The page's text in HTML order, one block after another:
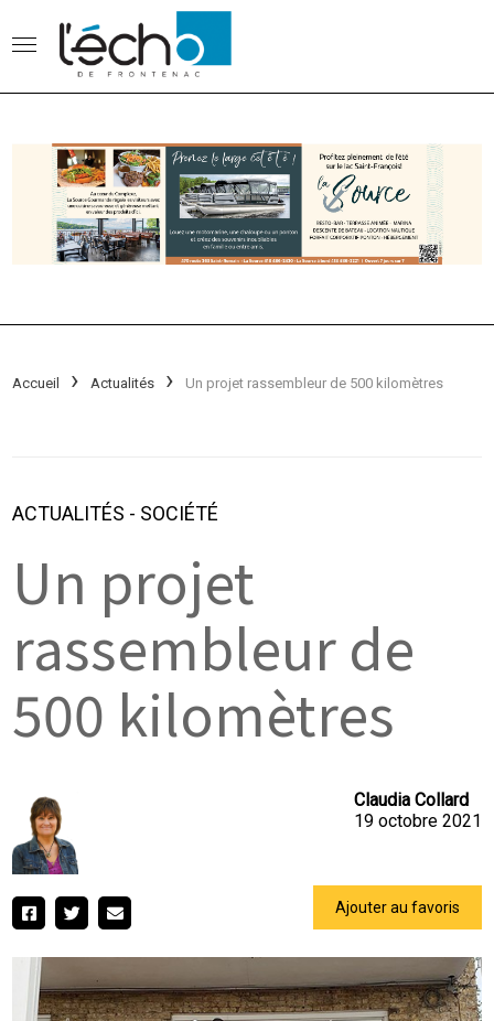
Accueil Actualités Un projet rassembleur de 500 kilomètres
ACTUALITÉS - SOCIÉTÉ
Un projet
rassembleur de
500 kilomètres
Claudia Collard
19 octobre 2021
Ajouter au favoris